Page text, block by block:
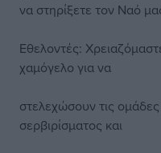
να στηρίξετε τον Ναό
Εθελοντές:
χαμόγελο για να
στελεχώσουν τις
σερβιρίσματος και